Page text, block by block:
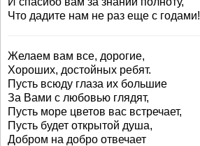
Что дадите нам не раз еще с годами!
Желаем вам все, дорогие,
Хороших, достойных ребят.
Пусть всюду глаза их большие
За Вами с любовью глядят,
Пусть море цветов вас встречает,
Пусть будет открытой душа,
Добром на добро отвечает